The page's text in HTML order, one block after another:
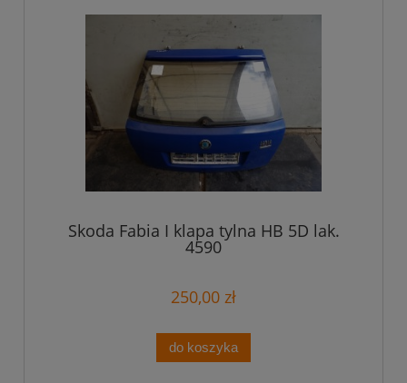
Skoda Fabia I klapa tylna HB 5D lak.
4590
250,00 zł
do koszyka